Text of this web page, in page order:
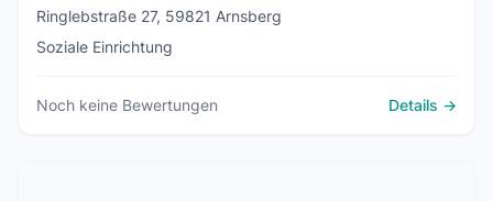
Ringlebstraße 27, 59821 Arnsberg
Soziale Einrichtung
Noch keine Bewertungen Details →